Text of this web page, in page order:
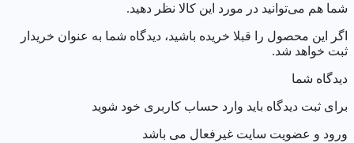
شما هم می‌توانید در مورد این کالا نظر دهید.
اگر این محصول را قبلا خریده باشید، دیدگاه شما به عنوان خریدار
ثبت خواهد شد.
دیدگاه شما
برای ثبت دیدگاه باید وارد حساب کاربری خود شوید
ورود و عضویت سایت غیرفعال می باشد